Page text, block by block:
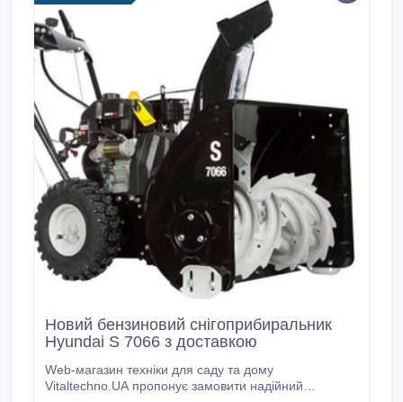
Новий бензиновий снігоприбиральник
Hyundai S 7066 з доставкою
Web-магазин техніки для саду та дому
Vitaltechno.UA пропонує замовити надійний